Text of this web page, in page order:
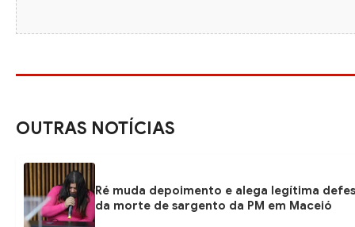
OUTRAS NOTÍCIAS
Ré muda depoimento e alega legítima
da morte de sargento da PM em Maceió